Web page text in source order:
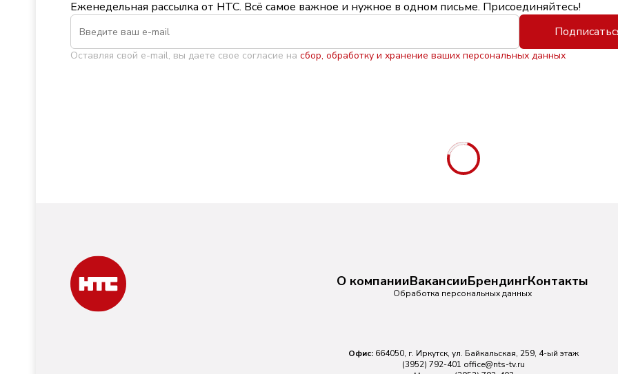
Еженедельная рассылка от НТС. Всё самое важное и нужное в одном письме. Присоединяйтесь!
Оставляя свой e-mail, вы даете свое согласие на сбор, обработку и хранение ваших персональных данных
О компанииВакансииБрендингКонтакты
Обработка персональных данных
Офис: 664050, г. Иркутск, ул. Байкальская, 259, 4-ый этаж
(3952) 792-401 office@nts-tv.ru